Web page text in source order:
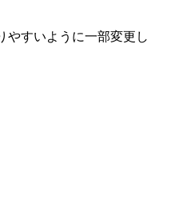
すいように一部変更し